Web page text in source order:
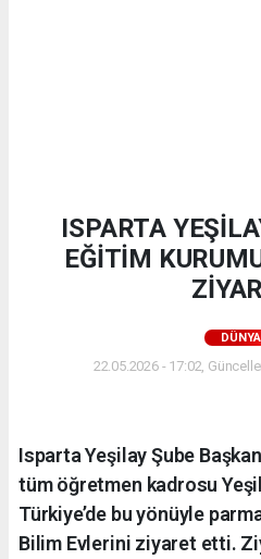
ISPARTA
EĞİTİM
DÜNYA
22.05.2026 - 17:02,
Isparta Yeşilay Şube
tüm öğretmen kadrosu
Türkiye’de bu yönüyle
Bilim Evlerini ziyaret etti.